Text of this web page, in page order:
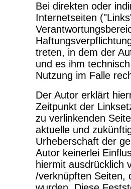
Bei direkten oder
Internetseiten
treten, in dem der
und es ihm
Nutzung im Falle
Der Autor erklärt
Zeitpunkt der
zu verlinkenden
aktuelle und
Urheberschaft der
Autor keinerlei
hiermit ausdrücklich
/verknüpften Seiten,